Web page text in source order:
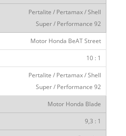
Pertalite / Pertamax / Shell
Super / Performance 92
Motor Honda BeAT Street
10 : 1
Pertalite / Pertamax / Shell
Super / Performance 92
Motor Honda Blade
9,3 : 1